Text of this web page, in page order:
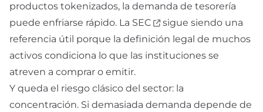
productos tokenizados, la demanda de tesorería
puede enfriarse rápido. La SEC
sigue siendo una
referencia útil porque la definición legal de muchos
activos condiciona lo que las instituciones se
atreven a comprar o emitir.
Y queda el riesgo clásico del sector: la
concentración. Si demasiada demanda depende de